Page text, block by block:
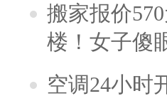
搬家报价
楼！女子
空调24小时